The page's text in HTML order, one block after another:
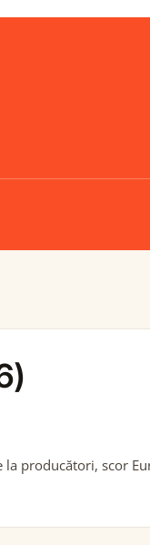
producători, scor